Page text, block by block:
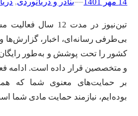
تین‌نیوز در مدت 12
بی‌طرفی رسانه‌ای، اخبار، گزارش‌ها
کشور را تحت پوشش و به‌طور رایگان
و متخصصین قرار داده است. ادامه
بر حمایت‌های معنوی شما که
بوده‌ایم، نیازمند حمایت مادی شما